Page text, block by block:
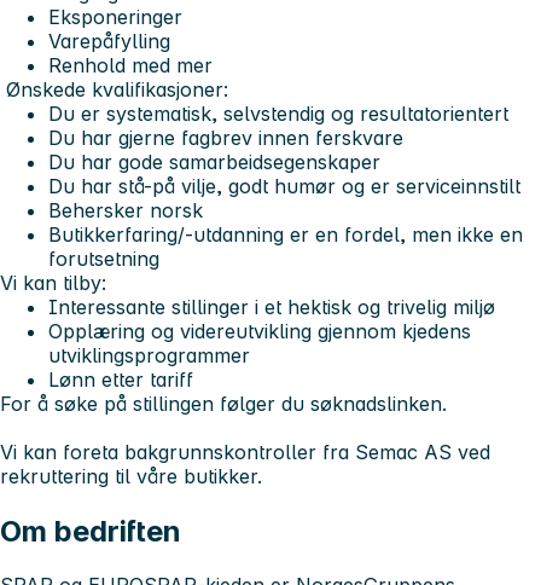
Eksponeringer
Varepåfylling
Renhold med mer
Ønskede kvalifikasjoner:
Du er systematisk, selvstendig og resultatorientert
Du har gjerne fagbrev innen ferskvare
Du har gode samarbeidsegenskaper
Du har stå-på vilje, godt humør og er serviceinnstilt
Behersker norsk
Butikkerfaring/-utdanning er en fordel, men ikke en
forutsetning
Vi kan tilby:
Interessante stillinger i et hektisk og trivelig miljø
Opplæring og videreutvikling gjennom kjedens
utviklingsprogrammer
Lønn etter tariff
For å søke på stillingen følger du søknadslinken.
Vi kan foreta bakgrunnskontroller fra Semac AS ved
rekruttering til våre butikker.
Om bedriften